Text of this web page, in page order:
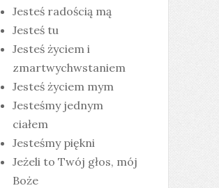
Jesteś radością mą
Jesteś tu
Jesteś życiem i
zmartwychwstaniem
Jesteś życiem mym
Jesteśmy jednym
ciałem
Jesteśmy piękni
Jeżeli to Twój głos, mój
Boże